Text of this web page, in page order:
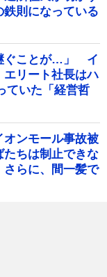
鉄則になっている
ぐことが…」 イ
エリート社長はハ
ていた「経営哲
ンモール事故被
ちは制止できな
らに、間一髪で